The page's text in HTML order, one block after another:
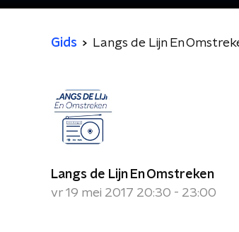
Gids Langs de Lijn En
Langs de Lijn En Omstreken
vr 19 mei 2017 20:30 - 23:00